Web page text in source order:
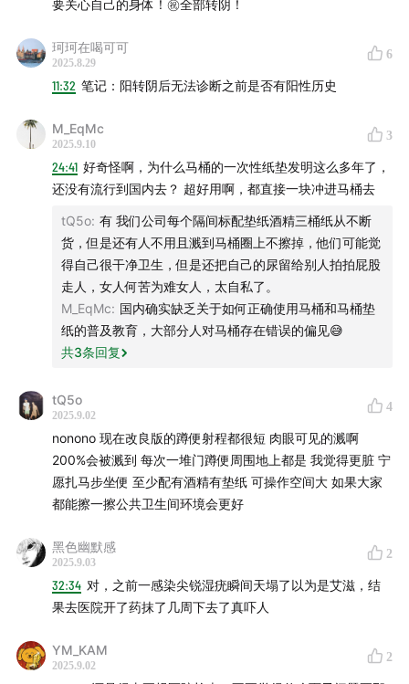
要关心自己的身体！㊗️全部转阴！
珂珂在喝可可
2025.8.29
6
11:32 笔记：阳转阴后无法诊断之前是否有阳性历史
M_EqMc
2025.9.10
3
24:41 好奇怪啊，为什么马桶的一次性纸垫发明这么多年了，
还没有流行到国内去？ 超好用啊，都直接一块冲进马桶去
tQ5o: 有 我们公司每个隔间标配垫纸酒精三桶纸从不断
货，但是还有人不用且溅到马桶圈上不擦掉，他们可能觉
得自己很干净卫生，但是还把自己的尿留给别人拍拍屁股
走人，女人何苦为难女人，太自私了。
M_EqMc: 国内确实缺乏关于如何正确使用马桶和马桶垫
纸的普及教育，大部分人对马桶存在错误的偏见😅
共3条回复
tQ5o
2025.9.02
4
nonono 现在改良版的蹲便射程都很短 肉眼可见的溅啊
200%会被溅到 每次一堆门蹲便周围地上都是 我觉得更脏 宁
愿扎马步坐便 至少配有酒精有垫纸 可操作空间大 如果大家
都能擦一擦公共卫生间环境会更好
黑色幽默感
2025.9.03
2
32:34 对，之前一感染尖锐湿疣瞬间天塌了以为是艾滋，结
果去医院开了药抹了几周下去了真吓人
YM_KAM
2025.9.02
2